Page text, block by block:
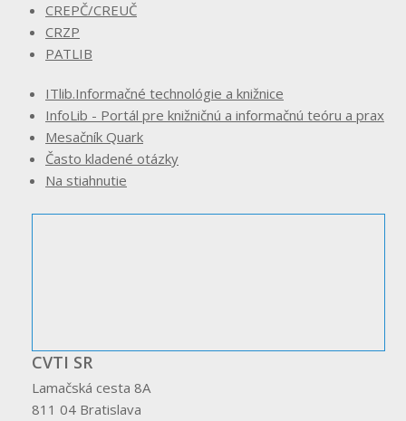
CREPČ/CREUČ
CRZP
PATLIB
ITlib.Informačné technológie a knižnice
InfoLib - Portál pre knižničnú a informačnú teóru a prax
Mesačník Quark
Často kladené otázky
Na stiahnutie
CVTI SR
Lamačská cesta 8A
811 04 Bratislava